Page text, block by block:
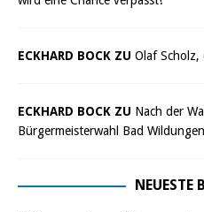
ECKHARD BOCK ZU Olaf Scholz,
ECKHARD BOCK ZU Nach der
Bürgermeisterwahl Bad Wildungen
NEUESTE